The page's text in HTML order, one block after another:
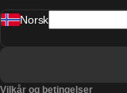
Norsk
Vilkår og betingelser